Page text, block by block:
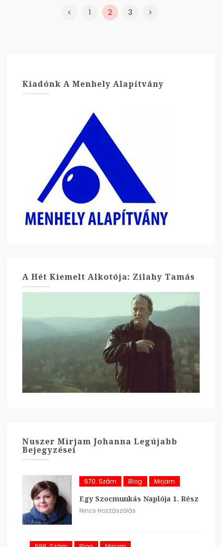
1 2 3
Kiadónk A Menhely Alapítvány
A Hét Kiemelt Alkotója: Zilahy Tamás
Nuszer Mirjam Johanna Legújabb
Bejegyzései
670. Szám Blog Mirjam
Egy Szocmunkás Naplója 1. Rész
Nincs Hozzászólás